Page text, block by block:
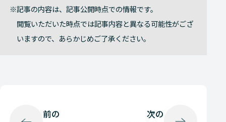
記事の内容は、記事公開時点での情報です。
閲覧いただいた時点では記事内容と異なる可能性がござ
いますので、あらかじめご了承ください。
前の
次の